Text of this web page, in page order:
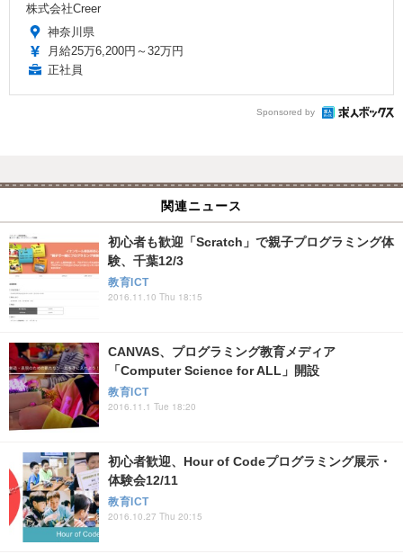
株式会社Creer
神奈川県
月給25万6,200円～32万円
正社員
Sponsored by
関連ニュース
初心者も歓迎「Scratch」で親子プログラミング体
験、千葉12/3
教育ICT
2016.11.10 Thu 18:15
CANVAS、プログラミング教育メディア
「Computer Science for ALL」開設
教育ICT
2016.11.1 Tue 18:20
初心者歓迎、Hour of Codeプログラミング展示・
体験会12/11
教育ICT
2016.10.27 Thu 20:15